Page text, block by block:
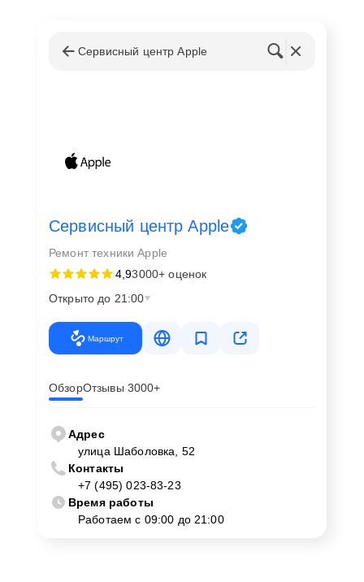
Сервисный центр Apple
Сервисный центр Apple
Ремонт техники Apple
4,93000+ оценок
Открыто до 21:00
Маршрут
ОбзорОтзывы 3000+
Адрес
улица Шаболовка, 52
Контакты
+7 (495) 023-83-23
Время работы
Работаем с 09:00 до 21:00